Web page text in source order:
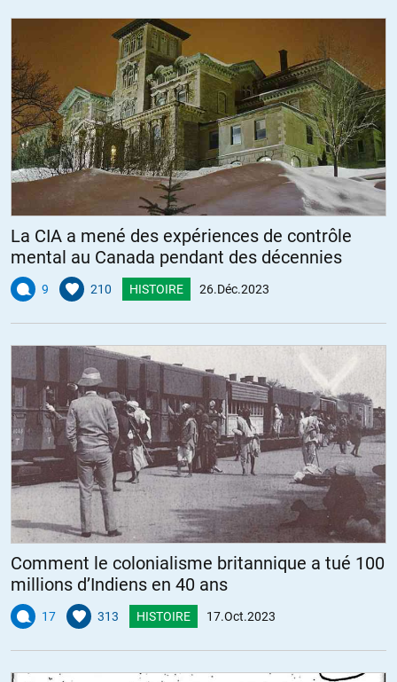
La CIA a mené des expériences de contrôle
mental au Canada pendant des décennies
9 210 HISTOIRE 26.Déc.2023
Comment le colonialisme britannique a tué 100
millions d’Indiens en 40 ans
17 313 HISTOIRE 17.Oct.2023